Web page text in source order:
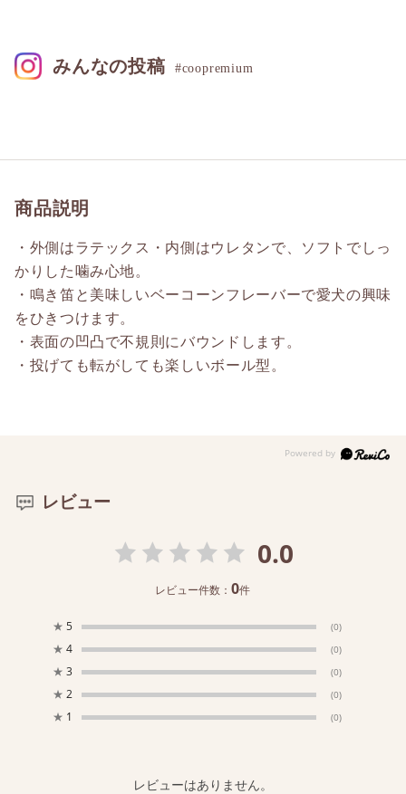
商品説明
・外側はラテックス・内側はウレタンで、ソフトでしっ
かりした噛み心地。
・鳴き笛と美味しいベーコーンフレーバーで愛犬の興味
をひきつけます。
・表面の凹凸で不規則にバウンドします。
・投げても転がしても楽しいボール型。
みんなの投稿 #coopremium
レビュー
0.0
レビュー件数：0件
★ 5 (0)
★ 4 (0)
★ 3 (0)
★ 2 (0)
★ 1 (0)
レビューはありません。